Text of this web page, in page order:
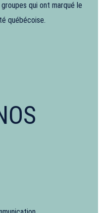
qui ont marqué le
québécoise.